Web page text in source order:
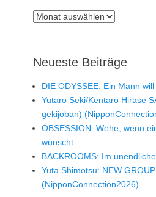
Archiv
Neueste Beiträge
DIE ODYSSEE: Ein Mann
Yutaro Seki/Kentaro Hirase
gekijoban)
OBSESSION: Wehe, wenn
wünscht
BACKROOMS: Im
Yuta Shimotsu: NEW GROUP
(NipponConnection2026)